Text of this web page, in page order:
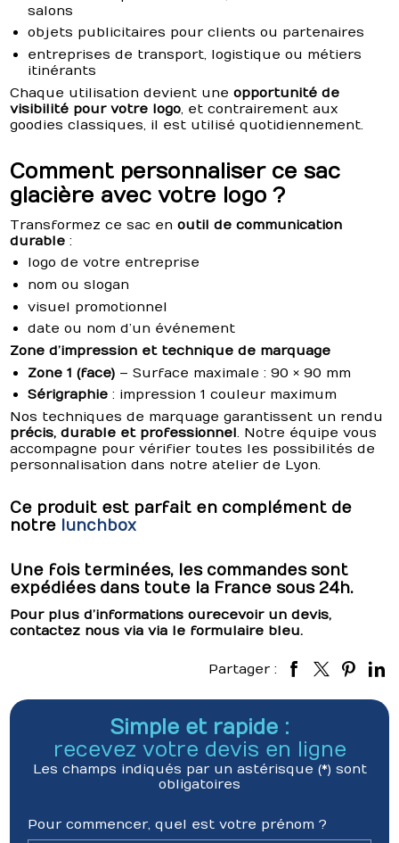
salons
objets publicitaires pour clients ou partenaires
entreprises de transport, logistique ou métiers
itinérants
Chaque utilisation devient uneopportunité de
visibilité pour votre logo, et contrairement aux
goodies classiques, il est utilisé quotidiennement.
Comment personnaliser ce sac
glacière avec votre logo ?
Transformez ce sac enoutil de communication
durable :
logo de votre entreprise
nom ou slogan
visuel promotionnel
date ou nom d’un événement
Zone d’impression et technique de marquage
Zone 1 (face) – Surface maximale : 90 × 90 mm
Sérigraphie : impression 1 couleur maximum
Nos techniques de marquage garantissent un rendu
précis, durable et professionnel. Notre équipe vous
accompagne pour vérifier toutes les possibilités de
personnalisation dans notre atelier de Lyon.
Ce produit est parfait en complément de
notre lunchbox
Une fois terminées, les commandes sont
expédiées dans toute la France sous 24h.
Pour plus d’informations ou recevoir un devis,
contactez nous via via le formulaire bleu.
Partager :
Simple et rapide :
recevez votre devis en ligne
Les champs indiqués par un astérisque (*) sont
obligatoires
Pour commencer, quel est votre prénom ?